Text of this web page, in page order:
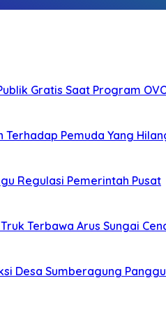
Gratis Saat Program
Pemuda Yang
Regulasi Pemerintah Pusat
Terbawa Arus Sungai
Desa Sumberagung